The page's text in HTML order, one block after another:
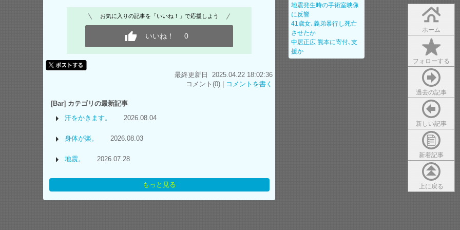
ホーム
フォローする
過去の記事
新しい記事
新着記事
上に戻る
お気に入りの記事を「いいね！」で応援しよう
いいね！ 0
最終更新日 2025.04.22 18:02:36
コメント(0) |
コメントを書く
[Bar] カテゴリの最新記事
汗をかきます。
2026.08.04
身体が楽。 2026.08.03
地震。 2026.07.28
もっと見る
地震発生時の手術室映像
に反響
41歳女､義弟暴行し死亡
させたか
中居正広 熊本に寄付､支
援か